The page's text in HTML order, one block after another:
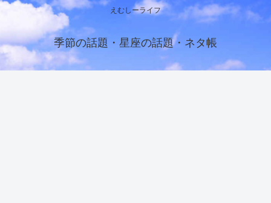
えむしーライフ
季節の話題・星座の話題・ネタ帳